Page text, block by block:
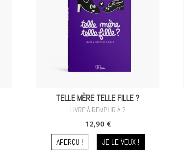
TELLE MÈRE TELLE FILLE ?
LIVRE À REMPLIR À 2
12,90 €
APERÇU ! JE LE VEUX !